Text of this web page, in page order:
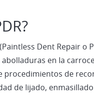
Dent Repair o
en la
procedimientos de
de lijado,